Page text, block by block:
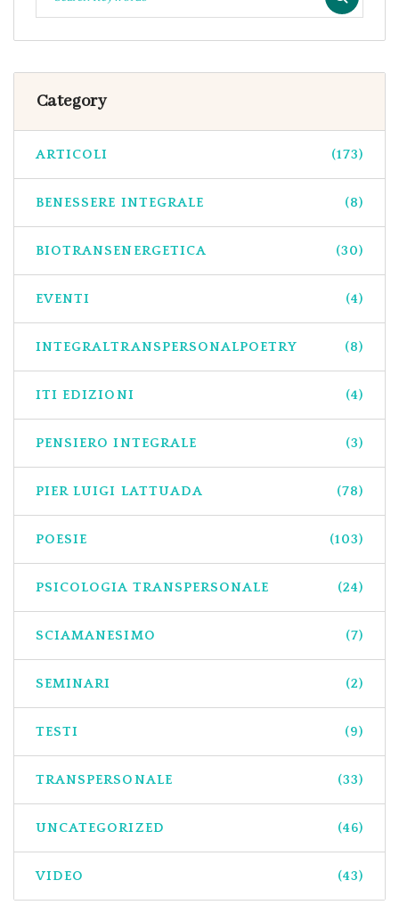
Category
ARTICOLI (173)
BENESSERE INTEGRALE (8)
BIOTRANSENERGETICA (30)
EVENTI (4)
INTEGRALTRANSPERSONALPOETRY (8)
ITI EDIZIONI (4)
PENSIERO INTEGRALE (3)
PIER LUIGI LATTUADA (78)
POESIE (103)
PSICOLOGIA TRANSPERSONALE (24)
SCIAMANESIMO (7)
SEMINARI (2)
TESTI (9)
TRANSPERSONALE (33)
UNCATEGORIZED (46)
VIDEO (43)